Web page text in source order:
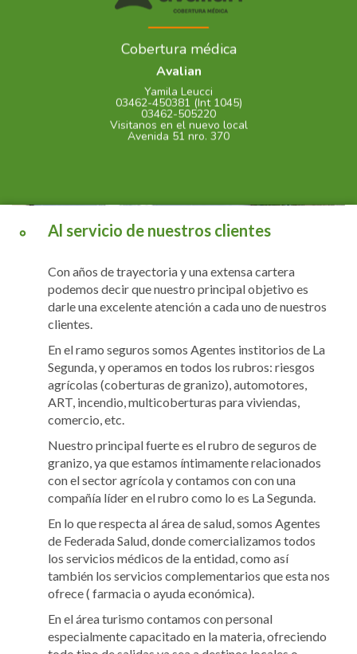
Cobertura médica
Avalian
Yamila Leucci
03462-450381 (Int 1045)
03462-505220
Visitanos en el nuevo local
Avenida 51 nro. 370
Al servicio de nuestros clientes
Con años de trayectoria y una extensa cartera
podemos decir que nuestro principal objetivo es
darle una excelente atención a cada uno de nuestros
clientes.
En el ramo seguros somos Agentes institorios de La
Segunda, y operamos en todos los rubros: riesgos
agrícolas (coberturas de granizo), automotores,
ART, incendio, multicoberturas para viviendas,
comercio, etc.
Nuestro principal fuerte es el rubro de seguros de
granizo, ya que estamos íntimamente relacionados
con el sector agrícola y contamos con con una
compañía líder en el rubro como lo es La Segunda.
En lo que respecta al área de salud, somos Agentes
de Federada Salud, donde comercializamos todos
los servicios médicos de la entidad, como así
también los servicios complementarios que esta nos
ofrece ( farmacia o ayuda económica).
En el área turismo contamos con personal
especialmente capacitado en la materia, ofreciendo